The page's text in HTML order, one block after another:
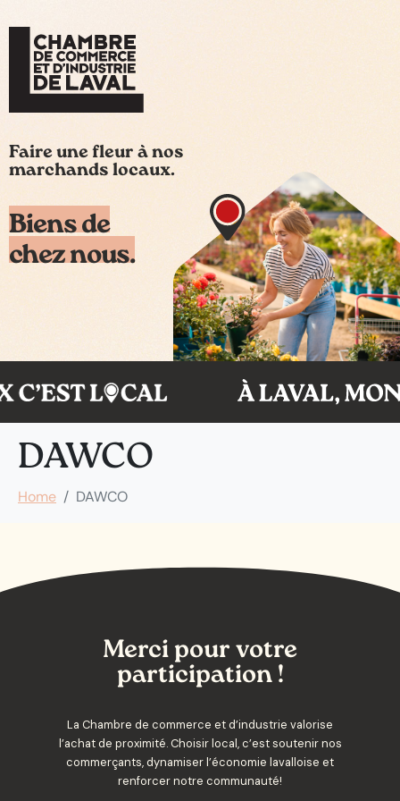
Faire une fleur à nos
marchands locaux.
Biens de
chez nous.
DAWCO
Home DAWCO
Merci pour votre
participation !
La Chambre de commerce et d’industrie valorise
l’achat de proximité. Choisir local, c’est soutenir nos
commerçants, dynamiser l’économie lavalloise et
renforcer notre communauté!